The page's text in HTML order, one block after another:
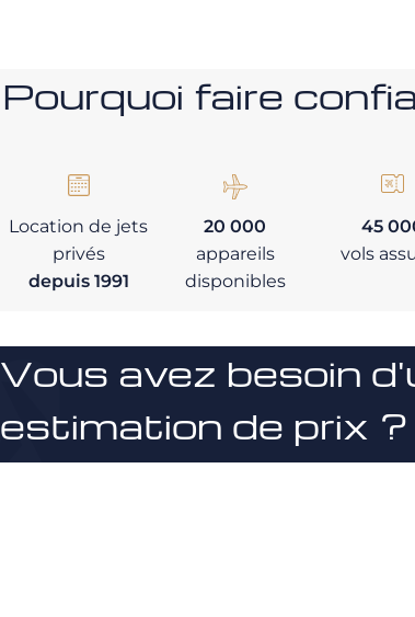
Pourquoi faire
Location de jets
privés
depuis 1991
20 000
appareils
disponibles
45
vols
Vous avez besoin
estimation de prix ?